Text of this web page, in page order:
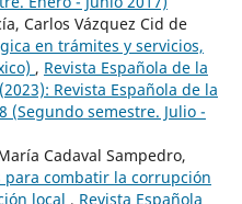
Carlos Vázquez Cid de
en trámites y servicios,
, Revista Española de la
Revista Española de la
(Segundo semestre. Julio -
Cadaval Sampedro,
para combatir la corrupción
local , Revista Española